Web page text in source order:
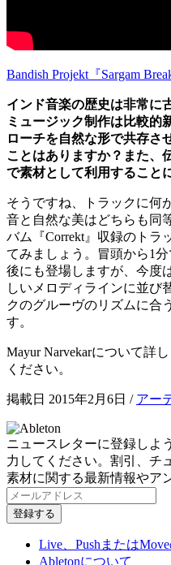
Bandish Projekt『Sargam
インド音楽の歴史は非常に
ミュージック制作は比較的
ローチを自然な形で共存さ
ことはありますか？また、
で素材として利用すること
そうですね、トラックに何
音と自然な美はどちらも同
バム『Correkt』収録のトラ
てみましょう。冒頭から1
後にも登場しますが、今度
しいメロディラインに並び
クのグルーヴのリズムに合
す。
Mayur Narvekarについて詳
ください。
掲載日 2015年2月6日 / アー
ニュースレターに登録しよう
力してください。割引、チ
素材に関する最新情報やア
Live、Pushまたは
Abletonについて